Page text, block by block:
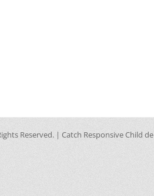
Reserved. | Catch Responsive Child de